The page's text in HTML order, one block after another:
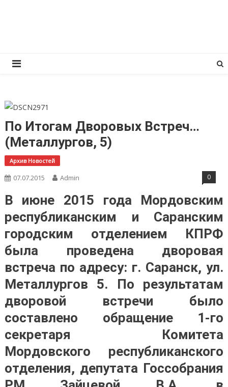
По Итогам Дворовых Встреч…
(Металлургов, 5)
Архив Новостей
07.07.2015 Admin 0
В июне 2015 года Мордовским
республиканским и Саранским
городским отделением КПРФ
была проведена дворовая
встреча по адресу: г. Саранск, ул.
Металлургов 5. По результатам
дворовой встречи было
составлено обращение 1-го
секретаря Комитета
Мордовского республиканского
отделения, депутата Госсобрания